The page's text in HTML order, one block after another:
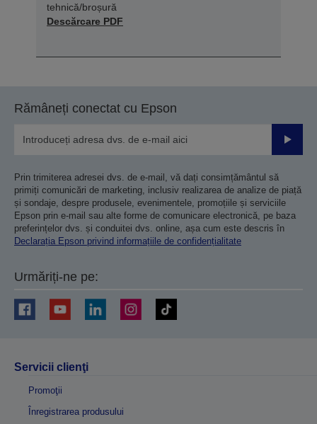
tehnică/broșură
Descărcare PDF
Rămâneți conectat cu Epson
Prin trimiterea adresei dvs. de e-mail, vă dați consimțământul să
primiți comunicări de marketing, inclusiv realizarea de analize de piață
și sondaje, despre produsele, evenimentele, promoțiile și serviciile
Epson prin e-mail sau alte forme de comunicare electronică, pe baza
preferințelor dvs. și conduitei dvs. online, așa cum este descris în
Declarația Epson privind informațiile de confidențialitate
Urmăriți-ne pe:
Servicii clienţi
Promoţii
Înregistrarea produsului